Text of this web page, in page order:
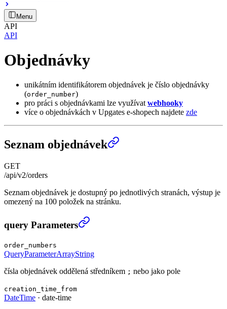
Menu
API
API
Objednávky
unikátním identifikátorem objednávek je číslo objednávky
(order_number)
pro práci s objednávkami lze využívatwebhooky
více o objednávkách v Upgates e-shopech najdete zde
Seznam objednávek
GET
/api/v2/orders
Seznam objednávek je dostupný po jednotlivých stranách, výstup je
omezený na 100 položek na stránku.
Seznam objednávek›
query Parameters
order_numbers
QueryParameterArrayString
čísla objednávek oddělená středníkem ; nebo jako pole
creation_time_from
DateTime · date-time